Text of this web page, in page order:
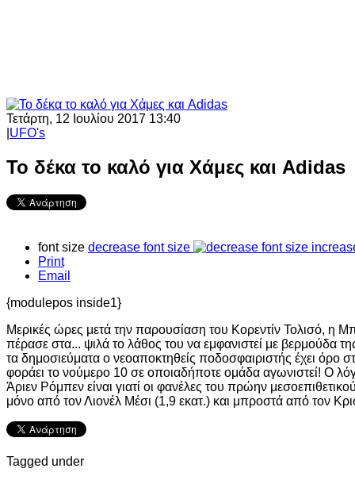
Τετάρτη, 12 Ιουλίου 2017 13:40
UFO's
Το δέκα το καλό για Χάμες και Adidas
font size decrease font size
Print
Email
{modulepos inside1}
Μερικές ώρες μετά την παρουσίαση του Κορεντίν Τολισό, η
πέρασε στα... ψιλά το λάθος του να εμφανιστεί με βερμούδα
τα δημοσιεύματα ο νεοαποκτηθείς ποδοσφαιριστής έχει όρο
φοράει το νούμερο 10 σε οποιαδήποτε ομάδα αγωνιστεί! Ο
Άριεν Ρόμπεν είναι γιατί οι φανέλες του πρώην
μόνο από τον Λιονέλ Μέσι (1,9 εκατ.) και μπροστά από τον
Tagged under